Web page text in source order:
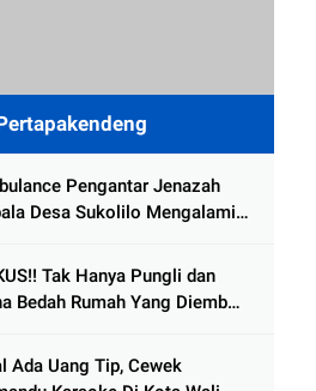
Pengantar Jenazah
Desa Sukolilo Mengalami
Dunia
Tak Hanya Pungli dan
Bedah Rumah Yang Diembat,
di Duga
Bantuan Mushola
Ada Uang Tip, Cewek